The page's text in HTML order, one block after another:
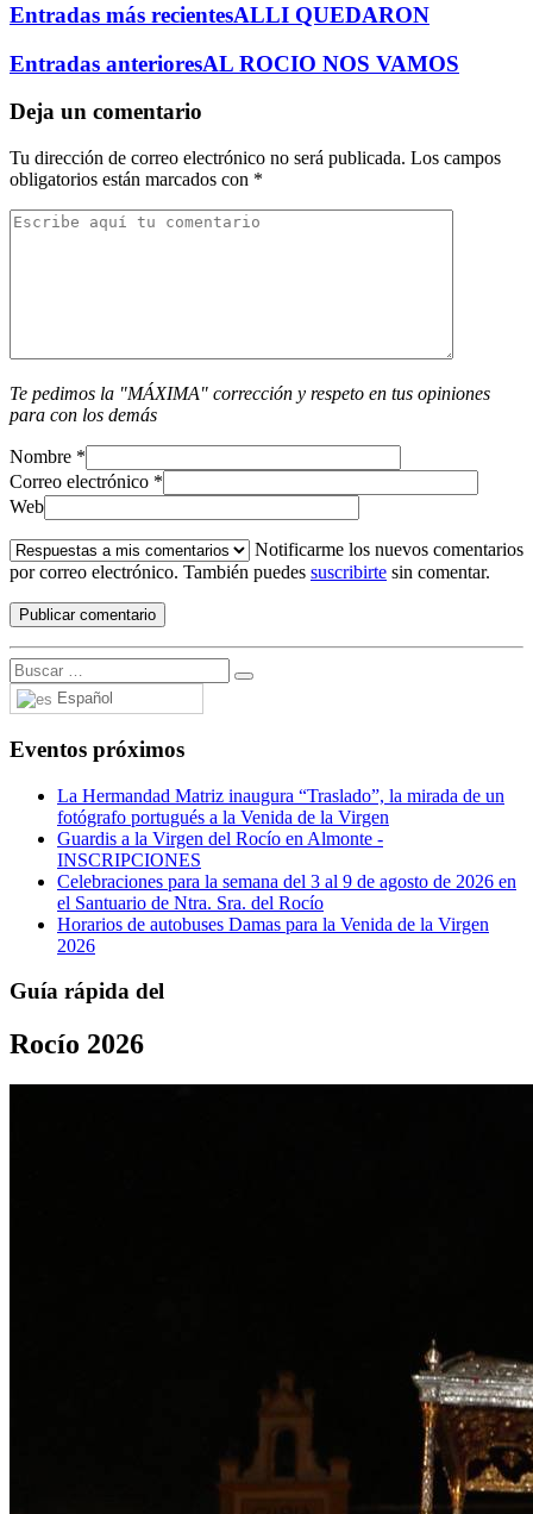
Entradas más recientesALLI QUEDARON
Entradas anterioresAL ROCIO NOS VAMOS
Deja un comentario
Tu dirección de correo electrónico no será publicada. Los campos
obligatorios están marcados con *
Te pedimos la "MÁXIMA" corrección y respeto en tus opiniones
para con los demás
Nombre *
Correo electrónico *
Web
Notificarme los nuevos comentarios
por correo electrónico. También puedes suscribirte sin comentar.
Español
Eventos próximos
La Hermandad Matriz inaugura “Traslado”, la mirada de un
fotógrafo portugués a la Venida de la Virgen
Guardis a la Virgen del Rocío en Almonte -
INSCRIPCIONES
Celebraciones para la semana del 3 al 9 de agosto de 2026 en
el Santuario de Ntra. Sra. del Rocío
Horarios de autobuses Damas para la Venida de la Virgen
2026
Guía rápida del
Rocío 2026